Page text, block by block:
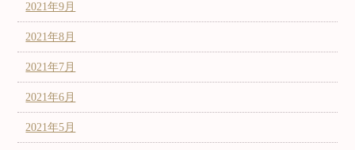
2021年9月
2021年8月
2021年7月
2021年6月
2021年5月